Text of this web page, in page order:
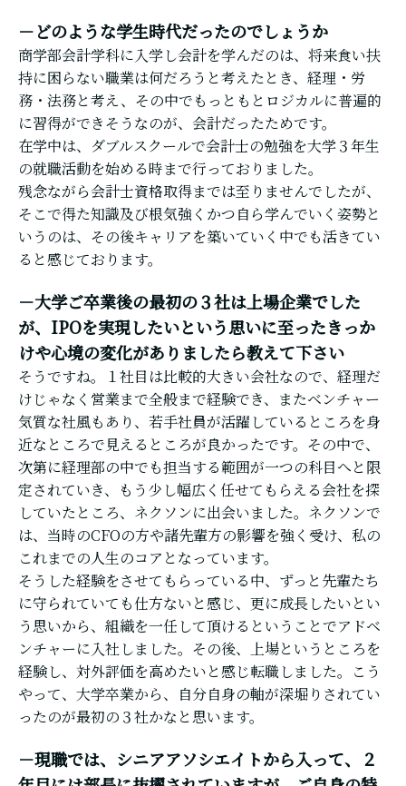
－どのような学生時代だったのでしょうか
商学部会計学科に入学し会計を学んだのは、将来食い扶
持に困らない職業は何だろうと考えたとき、経理・労
務・法務と考え、その中でもっともとロジカルに普遍的
に習得ができそうなのが、会計だったためです。
在学中は、ダブルスクールで会計士の勉強を大学３年生
の就職活動を始める時まで行っておりました。
残念ながら会計士資格取得までは至りませんでしたが、
そこで得た知識及び根気強くかつ自ら学んでいく姿勢と
いうのは、その後キャリアを築いていく中でも活きてい
ると感じております。
－大学ご卒業後の最初の３社は上場企業でした
が、IPOを実現したいという思いに至ったきっか
けや心境の変化がありましたら教えて下さい
そうですね。１社目は比較的大きい会社なので、経理だ
けじゃなく営業まで全般まで経験でき、またベンチャー
気質な社風もあり、若手社員が活躍しているところを身
近なところで見えるところが良かったです。その中で、
次第に経理部の中でも担当する範囲が一つの科目へと限
定されていき、もう少し幅広く任せてもらえる会社を探
していたところ、ネクソンに出会いました。ネクソンで
は、当時のCFOの方や諸先輩方の影響を強く受け、私の
これまでの人生のコアとなっています。
そうした経験をさせてもらっている中、ずっと先輩たち
に守られていても仕方ないと感じ、更に成長したいとい
う思いから、組織を一任して頂けるということでアドベ
ンチャーに入社しました。その後、上場というところを
経験し、対外評価を高めたいと感じ転職しました。こう
やって、大学卒業から、自分自身の軸が深堀りされてい
ったのが最初の３社かなと思います。
－現職では、シニアアソシエイトから入って、２